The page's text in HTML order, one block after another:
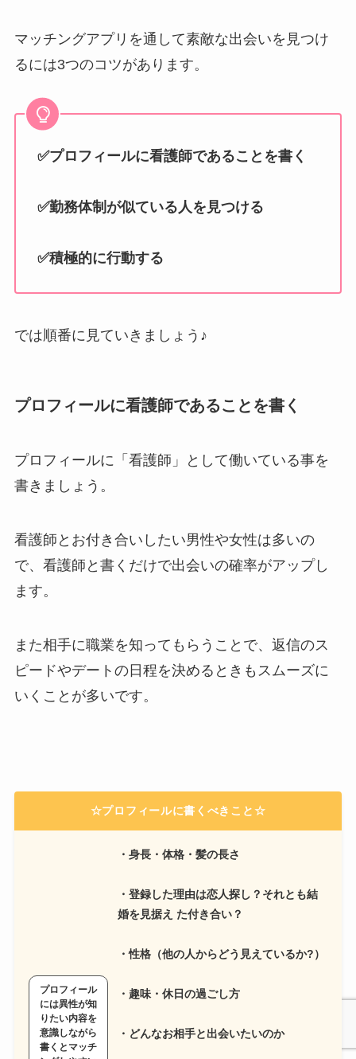
マッチングアプリを通して素敵な出会いを見つけ
るには3つのコツがあります。
✅プロフィールに看護師であることを書く
✅勤務体制が似ている人を見つける
✅積極的に行動する
では順番に見ていきましょう♪
プロフィールに看護師であることを書く
プロフィールに「看護師」として働いている事を
書きましょう。
看護師とお付き合いしたい男性や女性は多いの
で、看護師と書くだけで出会いの確率がアップし
ます。
また相手に職業を知ってもらうことで、返信のス
ピードやデートの日程を決めるときもスムーズに
いくことが多いです。
☆プロフィールに書くべきこと☆
・身長・体格・髪の長さ
・登録した理由は恋人探し？それとも結
婚を見据え た付き合い？
・性格（他の人からどう見えているか?）
・趣味・休日の過ごし方
・どんなお相手と出会いたいのか
プロフィール
には異性が知
りたい内容を
意識しながら
書くとマッチ